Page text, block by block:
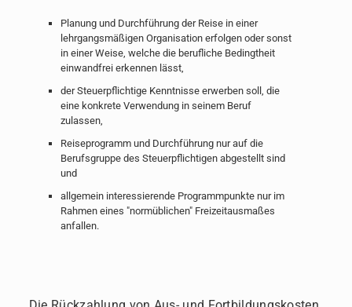
Planung und Durchführung der Reise in einer
lehrgangsmäßigen Organisation erfolgen oder sonst
in einer Weise, welche die berufliche Bedingtheit
einwandfrei erkennen lässt,
der Steuerpflichtige Kenntnisse erwerben soll, die
eine konkrete Verwendung in seinem Beruf
zulassen,
Reiseprogramm und Durchführung nur auf die
Berufsgruppe des Steuerpflichtigen abgestellt sind
und
allgemein interessierende Programmpunkte nur im
Rahmen eines "normüblichen" Freizeitausmaßes
anfallen.